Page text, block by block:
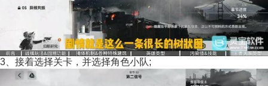
3、接着选择关卡，并选择角色小队;